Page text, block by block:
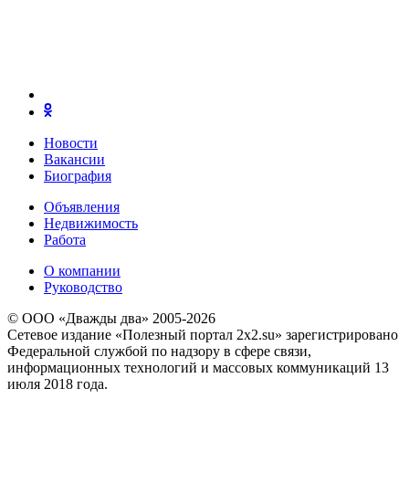
Новости
Вакансии
Биография
Объявления
Недвижимость
Работа
О компании
Руководство
© ООО «Дважды два» 2005-2026
Сетевое издание «Полезный портал 2x2.su» зарегистрировано
Федеральной службой по надзору в сфере связи,
информационных технологий и массовых коммуникаций 13
июля 2018 года.